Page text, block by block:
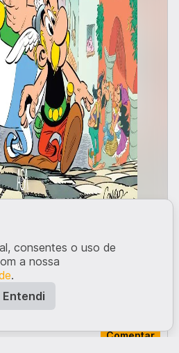
posts do género, subscreve o
Comentar
consentes o uso de
a nossa
.
Entendi